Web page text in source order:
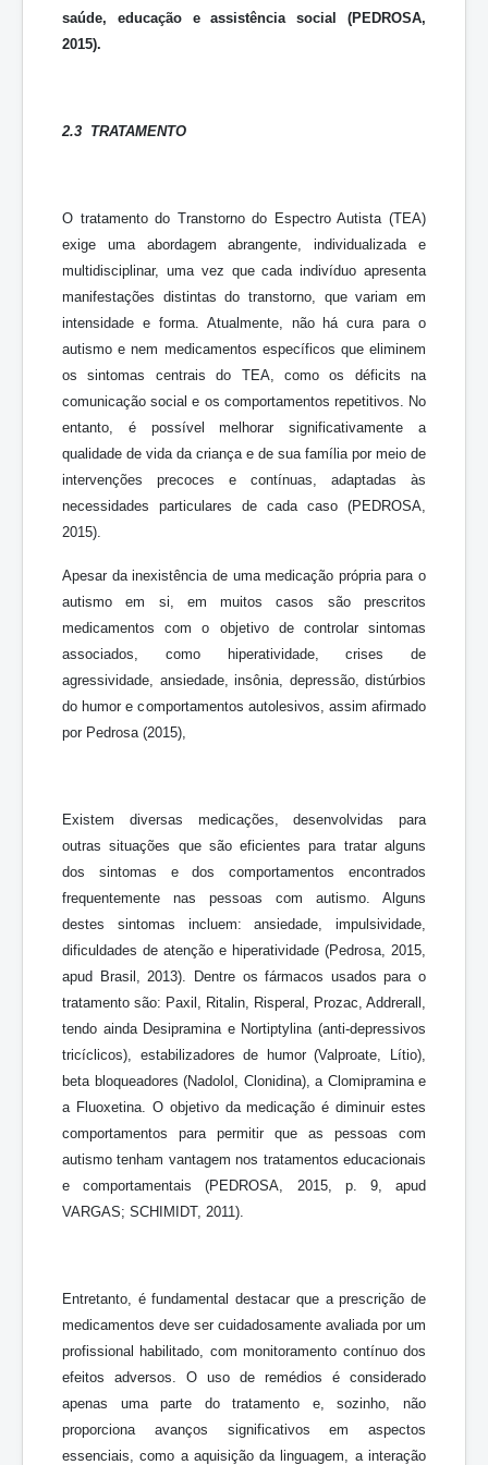
saúde, educação e assistência social (PEDROSA,
2015).
2.3 TRATAMENTO
O tratamento do Transtorno do Espectro Autista (TEA)
exige uma abordagem abrangente, individualizada e
multidisciplinar, uma vez que cada indivíduo apresenta
manifestações distintas do transtorno, que variam em
intensidade e forma. Atualmente, não há cura para o
autismo e nem medicamentos específicos que eliminem
os sintomas centrais do TEA, como os déficits na
comunicação social e os comportamentos repetitivos. No
entanto, é possível melhorar significativamente a
qualidade de vida da criança e de sua família por meio de
intervenções precoces e contínuas, adaptadas às
necessidades particulares de cada caso (PEDROSA,
2015).
Apesar da inexistência de uma medicação própria para o
autismo em si, em muitos casos são prescritos
medicamentos com o objetivo de controlar sintomas
associados, como hiperatividade, crises de
agressividade, ansiedade, insônia, depressão, distúrbios
do humor e comportamentos autolesivos, assim afirmado
por Pedrosa (2015),
Existem diversas medicações, desenvolvidas para
outras situações que são eficientes para tratar alguns
dos sintomas e dos comportamentos encontrados
frequentemente nas pessoas com autismo. Alguns
destes sintomas incluem: ansiedade, impulsividade,
dificuldades de atenção e hiperatividade (Pedrosa, 2015,
apud Brasil, 2013). Dentre os fármacos usados para o
tratamento são: Paxil, Ritalin, Risperal, Prozac, Addrerall,
tendo ainda Desipramina e Nortiptylina (anti-depressivos
tricíclicos), estabilizadores de humor (Valproate, Lítio),
beta bloqueadores (Nadolol, Clonidina), a Clomipramina e
a Fluoxetina. O objetivo da medicação é diminuir estes
comportamentos para permitir que as pessoas com
autismo tenham vantagem nos tratamentos educacionais
e comportamentais (PEDROSA, 2015, p. 9, apud
VARGAS; SCHIMIDT, 2011).
Entretanto, é fundamental destacar que a prescrição de
medicamentos deve ser cuidadosamente avaliada por um
profissional habilitado, com monitoramento contínuo dos
efeitos adversos. O uso de remédios é considerado
apenas uma parte do tratamento e, sozinho, não
proporciona avanços significativos em aspectos
essenciais, como a aquisição da linguagem, a interação